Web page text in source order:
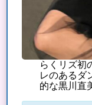
らくリズ初
レのあるダ
的な黒川直